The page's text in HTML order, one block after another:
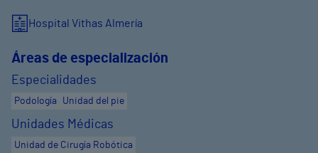
Hospital Vithas Almería
Áreas de especialización
Especialidades
Podología Unidad del pie
Unidades Médicas
Unidad de Cirugía Robótica